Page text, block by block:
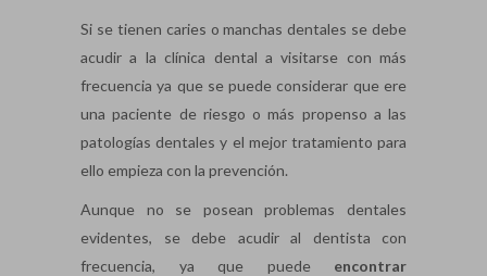
Si se tienen caries o manchas dentales se debe
acudir a la clínica dental a visitarse con más
frecuencia ya que se puede considerar que ere
una paciente de riesgo o más propenso a las
patologías dentales y el mejor tratamiento para
ello empieza con la prevención.
Aunque no se posean problemas dentales
evidentes, se debe acudir al dentista con
frecuencia, ya que puedeencontrar